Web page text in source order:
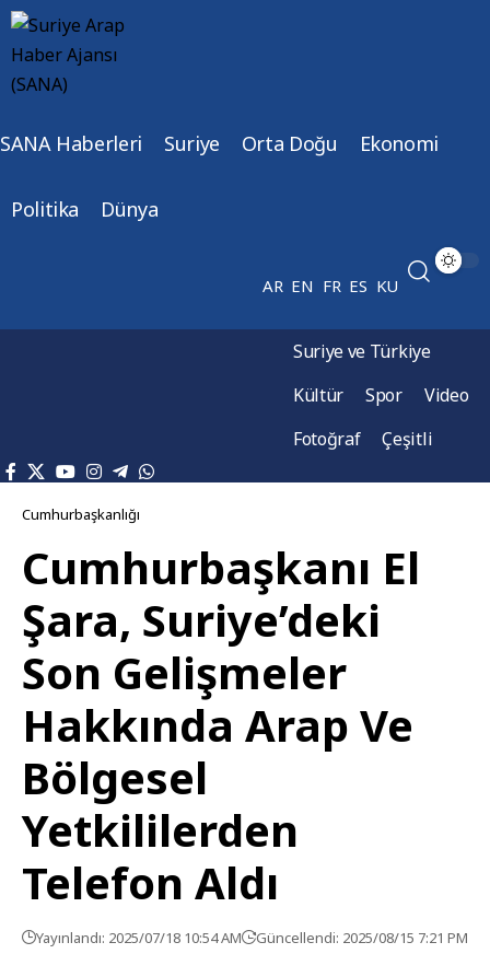
SANA Haberleri Suriye Orta Doğu Ekonomi
Politika Dünya
AR EN FR ES KU
Suriye ve Türkiye
Kültür
Spor
Video
Fotoğraf
Çeşitli
Cumhurbaşkanlığı
Cumhurbaşkanı El
Şara, Suriye’deki
Son Gelişmeler
Hakkında Arap Ve
Bölgesel
Yetkililerden
Telefon Aldı
Yayınlandı: 2025/07/18 10:54 AM Güncellendi: 2025/08/15 7:21 PM